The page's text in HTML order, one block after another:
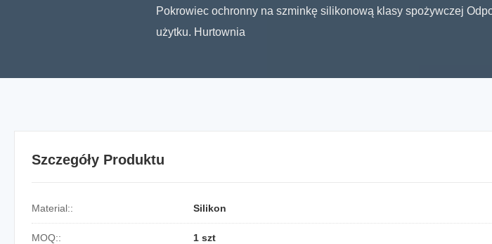
Pokrowiec ochronny na szminkę silikonową klasy spożywczej
użytku. Hurtownia
Szczegóły Produktu
Material:: Silikon
MOQ:: 1 szt